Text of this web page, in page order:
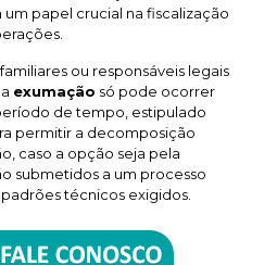
papel crucial na fiscalização
ou responsáveis legais
exumação só pode ocorrer
de tempo, estipulado
permitir a decomposição
caso a opção seja pela
submetidos a um processo
técnicos exigidos.